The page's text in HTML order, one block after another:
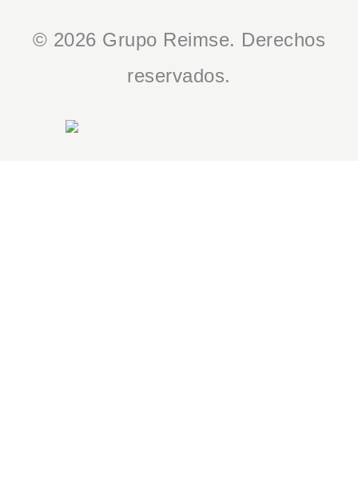
© 2026 Grupo Reimse. Derechos
reservados.